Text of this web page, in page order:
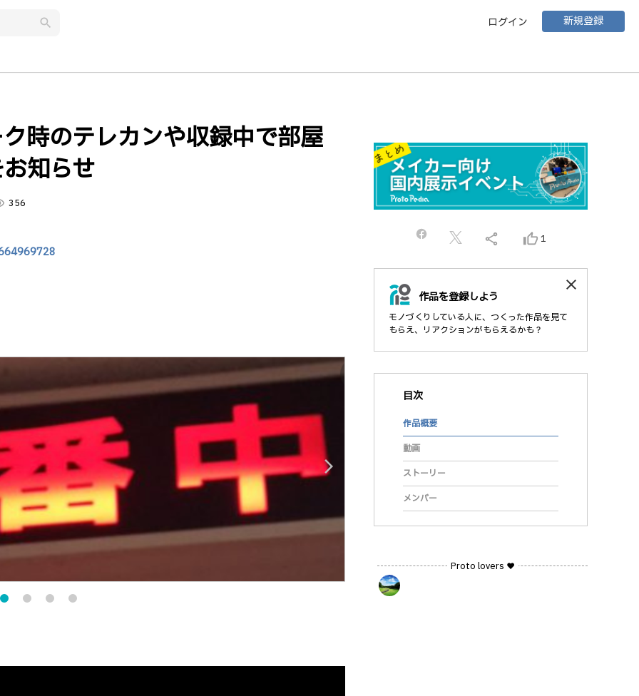
search ログイン 新規登録
時のテレカンや収録中で部屋
知らせ
356
arrow_forward_ios
share thumb_up_alt 1
作品を登録しよう
モノづくりしている人に、つくった作品を見て
もらえ、リアクションがもらえるかも？
close
目次
作品概要
動画
ストーリー
メンバー
Proto lovers ♥